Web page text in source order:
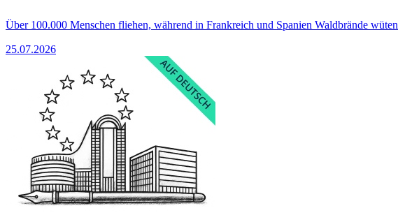
Über 100.000 Menschen fliehen, während in Frankreich und Spanien Waldbrände wüten
25.07.2026